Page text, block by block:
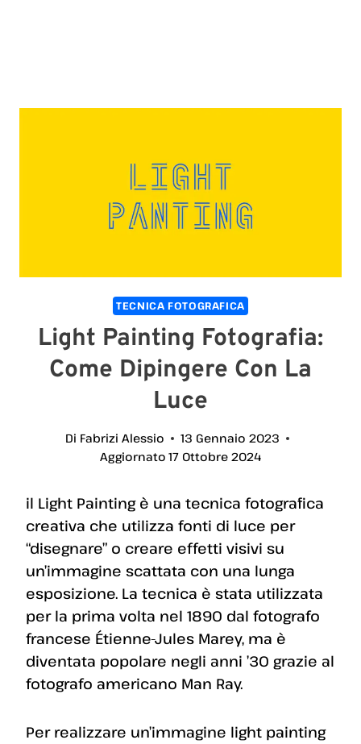
TECNICA FOTOGRAFICA
Light Painting Fotografia:
Come Dipingere Con La
Luce
Di Fabrizi Alessio
13 Gennaio 2023
Aggiornato 17 Ottobre 2024
il Light Painting è una tecnica fotografica
creativa che utilizza fonti di luce per
“disegnare” o creare effetti visivi su
un’immagine scattata con una lunga
esposizione. La tecnica è stata utilizzata
per la prima volta nel 1890 dal fotografo
francese Étienne-Jules Marey, ma è
diventata popolare negli anni ’30 grazie al
fotografo americano Man Ray.
Per realizzare un’immagine light painting